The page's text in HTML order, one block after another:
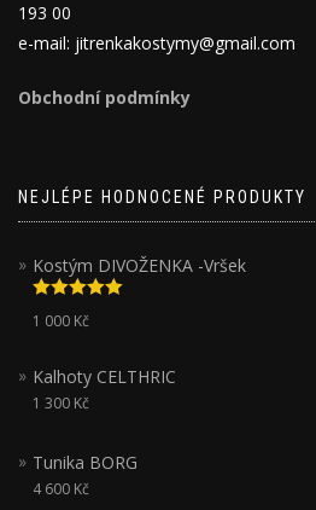
193 00
e-mail: jitrenkakostymy@gmail.com
Obchodní podmínky
NEJLÉPE HODNOCENÉ PRODUKTY
Kostým DIVOŽENKA -Vršek
Hodnocení
5.00z 5
1 000 Kč
Kalhoty CELTHRIC
1 300 Kč
Tunika BORG
4 600 Kč